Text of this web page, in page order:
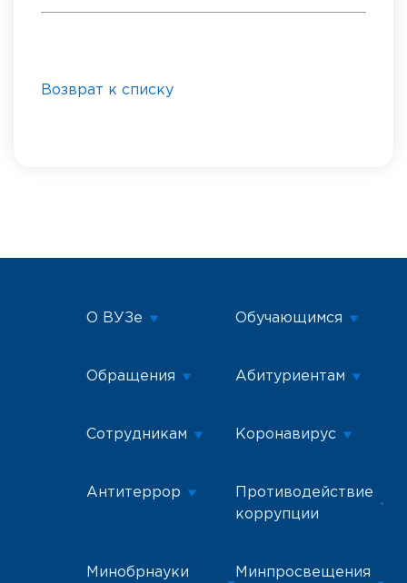
Возврат к списку
О ВУЗе Обучающимся
Обращения Абитуриентам
Сотрудникам Коронавирус
Антитеррор
Противодействие
коррупции
Минобрнауки
Минпросвещения